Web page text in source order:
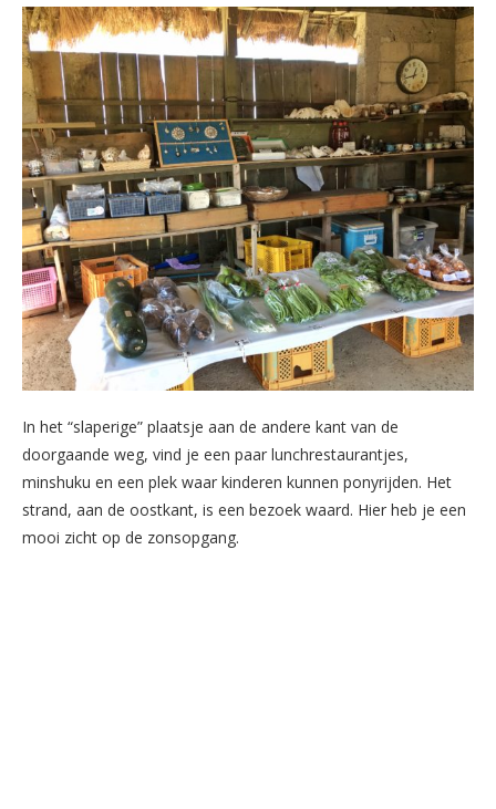
In het “slaperige” plaatsje aan de andere kant van de
doorgaande weg, vind je een paar lunchrestaurantjes,
minshuku en een plek waar kinderen kunnen ponyrijden. Het
strand, aan de oostkant, is een bezoek waard. Hier heb je een
mooi zicht op de zonsopgang.